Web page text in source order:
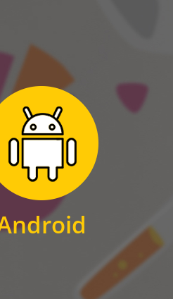
Download
für Android